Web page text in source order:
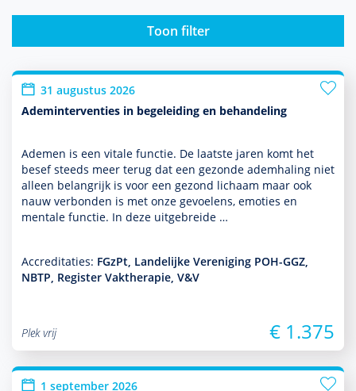
Toon filter
31 augustus 2026
Ademinterventies in begeleiding en behandeling
Ademen is een vitale functie. De laatste jaren komt het
besef steeds meer terug dat een gezonde ademhaling niet
alleen belang­rijk is voor een gezond lichaam maar ook
nauw verbonden is met onze gevoelens, emoties en
mentale functie. In deze uit­ge­breide …
Accreditaties: FGzPt, Landelijke Vereniging POH-GGZ,
NBTP, Register Vaktherapie, V&V
Plek vrij € 1.375
1 september 2026